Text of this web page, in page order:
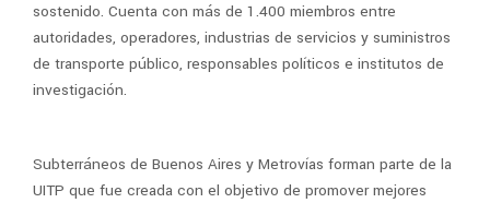
sostenido. Cuenta con más de 1.400 miembros entre
autoridades, operadores, industrias de servicios y suministros
de transporte público, responsables políticos e institutos de
investigación.
Subterráneos de Buenos Aires y Metrovías forman parte de la
UITP que fue creada con el objetivo de promover mejores